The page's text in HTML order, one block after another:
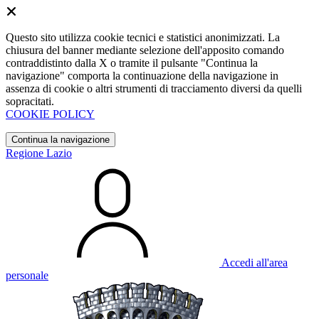
Questo sito utilizza cookie tecnici e statistici anonimizzati. La
chiusura del banner mediante selezione dell'apposito comando
contraddistinto dalla X o tramite il pulsante "Continua la
navigazione" comporta la continuazione della navigazione in
assenza di cookie o altri strumenti di tracciamento diversi da quelli
sopracitati.
COOKIE POLICY
Continua la navigazione
Regione Lazio
Accedi all'area
personale